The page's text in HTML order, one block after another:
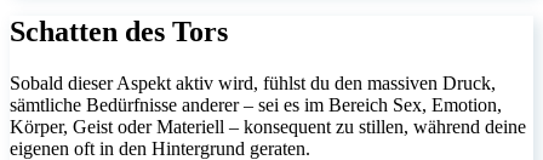
Schatten des Tors
Sobald dieser Aspekt aktiv wird, fühlst du den massiven Druck,
sämtliche Bedürfnisse anderer – sei es im Bereich Sex, Emotion,
Körper, Geist oder Materiell – konsequent zu stillen, während deine
eigenen oft in den Hintergrund geraten.